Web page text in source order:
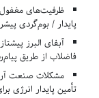
ظرفیت‌های
پایدار / بوم‌گردی
فاضلاب از طریق
مشکلات صنعت
تأمین پایدار انرژی